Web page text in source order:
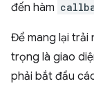
đến hàm
Để mang lại trải
trọng là giao
phải bắt đầu